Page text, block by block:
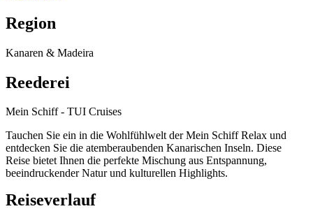
Region
Kanaren & Madeira
Reederei
Mein Schiff - TUI Cruises
Tauchen Sie ein in die Wohlfühlwelt der Mein Schiff Relax und
entdecken Sie die atemberaubenden Kanarischen Inseln. Diese
Reise bietet Ihnen die perfekte Mischung aus Entspannung,
beeindruckender Natur und kulturellen Highlights.
Reiseverlauf